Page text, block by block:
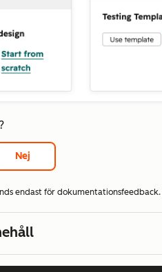
Nej
endast för dokumentationsfeedback.